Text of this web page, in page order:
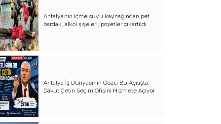
Veda Mektubum
Avm’ler Sinek Avlıyor
Hangi Gazetecilerin Günü?
Çok Para, Çok Bela
Geçen Yıldan Akılda Kalanlar
Yeni Yıl Duam
Çağımızın Hastalığı Madde Bağımlılığı
Antalya’nın içme suyu kaynağından pet
bardak, alkol şişeleri, poşetler çıkartıldı
Antalya İş Dünyasının Gözü Bu Açılışta:
Davut Çetin Seçim Ofisini Hizmete Açıyor